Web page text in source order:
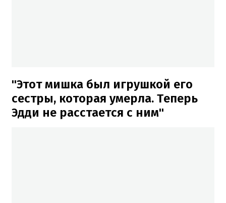
"Этот мишка был игрушкой его
сестры, которая умерла. Теперь
Эдди не расстается с ним"